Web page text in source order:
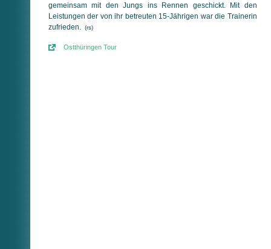
gemeinsam mit den Jungs ins Rennen geschickt. Mit den
Leistungen der von ihr betreuten 15-Jährigen war die Trainerin
zufrieden. (rs)
Ostthüringen Tour